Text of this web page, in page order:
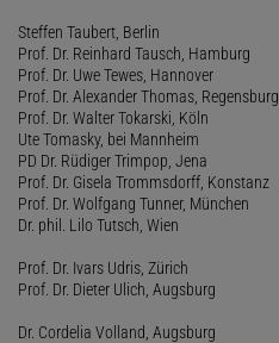
Steffen Taubert, Berlin
Prof. Dr. Reinhard Tausch, Hamburg
Prof. Dr. Uwe Tewes, Hannover
Prof. Dr. Alexander Thomas, Regensburg
Prof. Dr. Walter Tokarski, Köln
Ute Tomasky, bei Mannheim
PD Dr. Rüdiger Trimpop, Jena
Prof. Dr. Gisela Trommsdorff, Konstanz
Prof. Dr. Wolfgang Tunner, München
Dr. phil. Lilo Tutsch, Wien
Prof. Dr. Ivars Udris, Zürich
Prof. Dr. Dieter Ulich, Augsburg
Dr. Cordelia Volland, Augsburg